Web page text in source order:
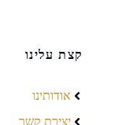
קצת עלינו
אודותינו
יצירת קשר